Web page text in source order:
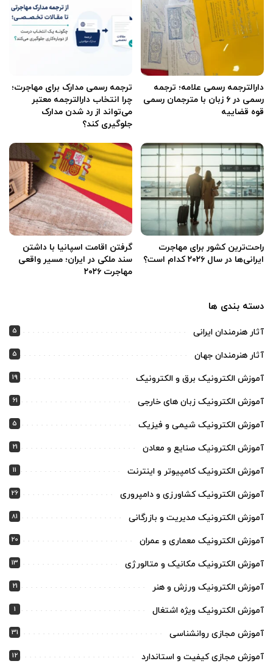
دارالترجمه رسمی علامه؛ ترجمه
رسمی در ۶ زبان با مترجمان رسمی
قوه قضاییه
ترجمه رسمی مدارک برای مهاجرت؛
چرا انتخاب دارالترجمه معتبر
می‌تواند از رد شدن مدارک
جلوگیری کند؟
راحت‌ترین کشور برای مهاجرت
ایرانی‌ها در سال ۲۰۲۶ کدام است؟
گرفتن اقامت اسپانیا با داشتن
سند ملکی در ایران؛ مسیر واقعی
مهاجرت ۲۰۲۶
دسته بندی ها
آثار هنرمندان ایرانی 5
آثار هنرمندان جهان 5
آموزش الکترونیک برق و الکترونیک 19
آموزش الکترونیک زبان های خارجی 61
آموزش الکترونیک شیمی و فیزیک 5
آموزش الکترونیک صنایع و معادن 21
آموزش الکترونیک کامپیوتر و اینترنت 11
آموزش الکترونیک کشاورزی و دامپروری 26
آموزش الکترونیک مدیریت و بازرگانی 81
آموزش الکترونیک معماری و عمران 20
آموزش الکترونیک مکانیک و متالورژی 13
آموزش الکترونیک ورزش و هنر 21
آموزش الکترونیک ویژه اشتغال 1
آموزش مجازی روانشناسی 31
آموزش مجازی کیفیت و استاندارد 12